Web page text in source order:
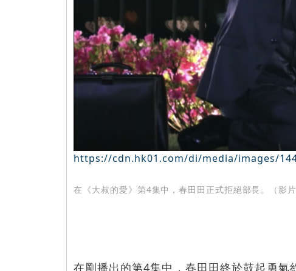
https://cdn.hk01.com/di/media/images/
在《大叔的愛》第4集中，春田田正式拒絕部長。（影片
在剛播出的第4集中，春田田終於鼓起勇